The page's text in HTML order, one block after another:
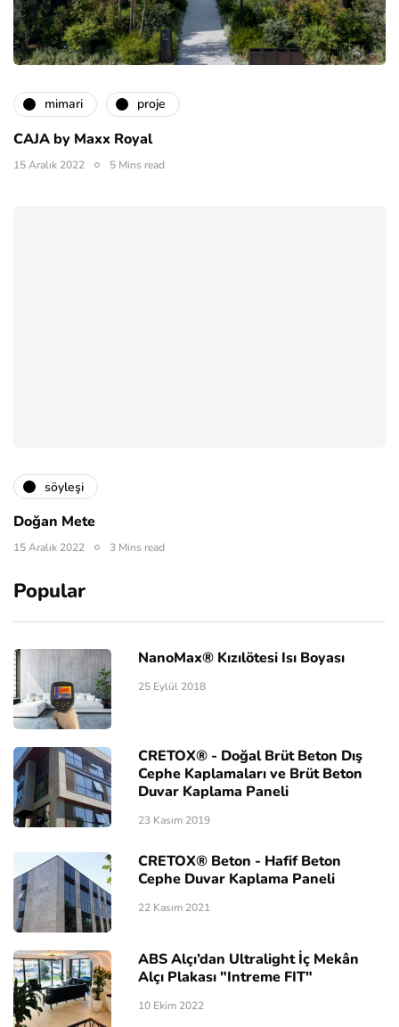
mimari proje
CAJA by Maxx Royal
15 Aralık 2022 5 Mins read
söyleşi
Doğan Mete
15 Aralık 2022 3 Mins read
Popular
NanoMax® Kızılötesi Isı Boyası
25 Eylül 2018
CRETOX® - Doğal Brüt Beton Dış
Cephe Kaplamaları ve Brüt Beton
Duvar Kaplama Paneli
23 Kasım 2019
CRETOX® Beton - Hafif Beton
Cephe Duvar Kaplama Paneli
22 Kasım 2021
ABS Alçı’dan Ultralight İç Mekân
Alçı Plakası "Intreme FIT"
10 Ekim 2022